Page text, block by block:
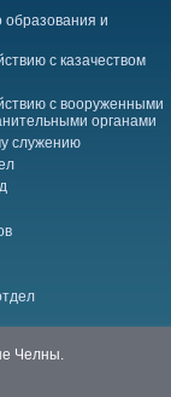
образования и
с казачеством
с вооруженными
органами
служению
Челны.